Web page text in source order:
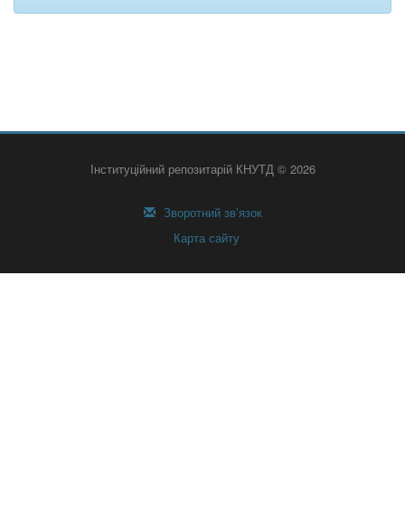
Інституційний репозитарій КНУТД © 2026
Зворотний зв’язок
Карта сайту